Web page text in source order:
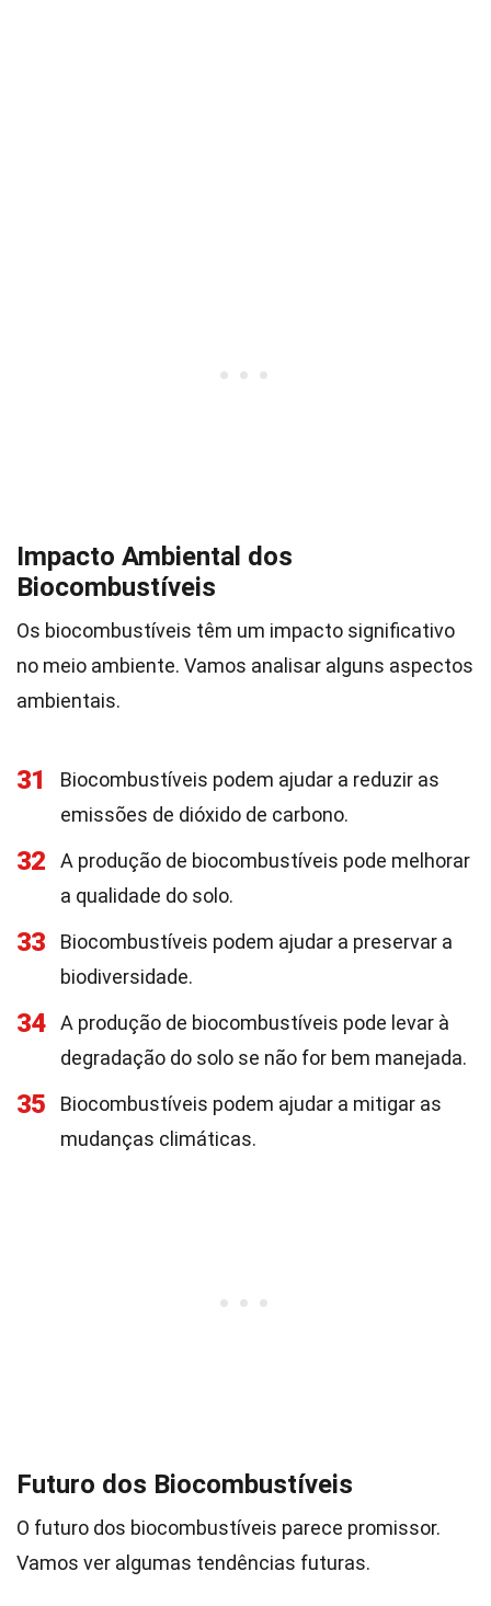
Impacto Ambiental dos
Biocombustíveis
Os biocombustíveis têm um impacto significativo
no meio ambiente. Vamos analisar alguns aspectos
ambientais.
31
Biocombustíveis podem ajudar a reduzir as
emissões de dióxido de carbono.
32
A produção de biocombustíveis pode melhorar
a qualidade do solo.
33
Biocombustíveis podem ajudar a preservar a
biodiversidade.
34
A produção de biocombustíveis pode levar à
degradação do solo se não for bem manejada.
35
Biocombustíveis podem ajudar a mitigar as
mudanças climáticas.
Futuro dos Biocombustíveis
O futuro dos biocombustíveis parece promissor.
Vamos ver algumas tendências futuras.